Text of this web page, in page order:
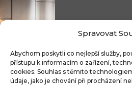
Spravovat
Abychom poskytli co nejlepší služby,
přístupu k informacím o zařízení,
cookies. Souhlas s těmito
údaje, jako je chování při procházení
Čistitelné látky s